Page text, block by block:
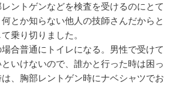
ントゲンなどを検査を受けるのにとて
とか知らない他人の技師さんだからと
乗り切りました。
合普通にトイレになる。男性で受けて
いけないので、誰かと行った時は困っ
、胸部レントゲン時にナベシャツでお